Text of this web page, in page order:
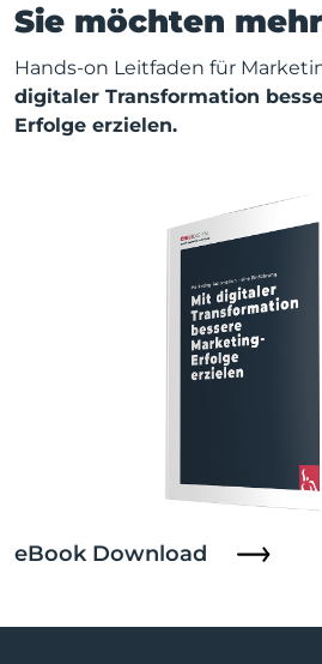
Sie möchten
Hands-on Leitfaden für
digitaler Transformation
Erfolge erzielen.
eBook Download